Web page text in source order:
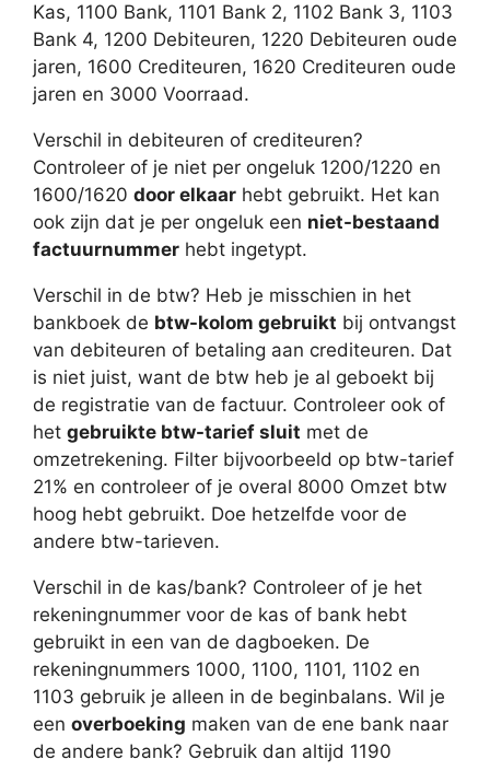
Kas, 1100 Bank, 1101 Bank 2, 1102 Bank 3, 1103
Bank 4, 1200 Debiteuren, 1220 Debiteuren oude
jaren, 1600 Crediteuren, 1620 Crediteuren oude
jaren en 3000 Voorraad.
Verschil in debiteuren of crediteuren?
Controleer of je niet per ongeluk 1200/1220 en
1600/1620 door elkaar hebt gebruikt. Het kan
ook zijn dat je per ongeluk een niet-bestaand
factuurnummer hebt ingetypt.
Verschil in de btw? Heb je misschien in het
bankboek de btw-kolom gebruikt bij ontvangst
van debiteuren of betaling aan crediteuren. Dat
is niet juist, want de btw heb je al geboekt bij
de registratie van de factuur. Controleer ook of
het gebruikte btw-tarief sluit met de
omzetrekening. Filter bijvoorbeeld op btw-tarief
21% en controleer of je overal 8000 Omzet btw
hoog hebt gebruikt. Doe hetzelfde voor de
andere btw-tarieven.
Verschil in de kas/bank? Controleer of je het
rekeningnummer voor de kas of bank hebt
gebruikt in een van de dagboeken. De
rekeningnummers 1000, 1100, 1101, 1102 en
1103 gebruik je alleen in de beginbalans. Wil je
een overboeking maken van de ene bank naar
de andere bank? Gebruik dan altijd 1190